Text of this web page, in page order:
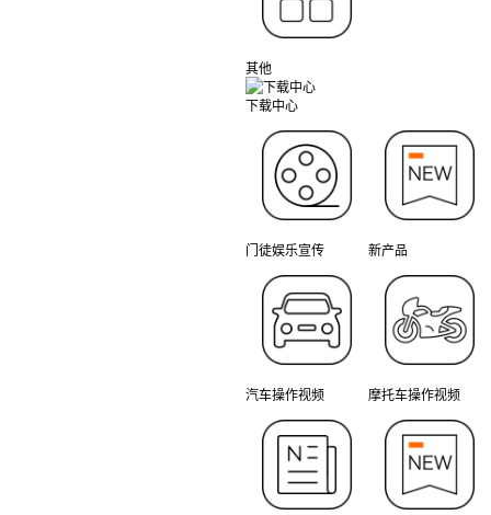
其他
下载中心
门徒娱乐宣传 新产品
汽车操作视频 摩托车操作视频